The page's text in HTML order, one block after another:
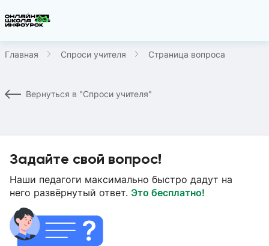
Главная Спроси учителя Страница вопроса
Вернуться в "Спроси учителя"
Задайте свой вопрос!
Наши педагоги максимально быстро дадут на
него развёрнутый ответ. Это бесплатно!